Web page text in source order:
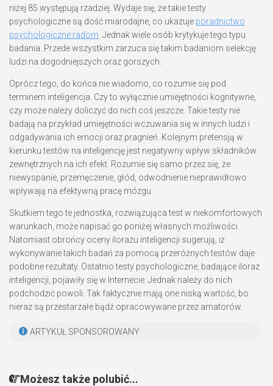
niżej 85 występują rzadziej. Wydaje się, że takie testy
psychologiczne są dość miarodajne, co ukazuje poradnictwo
psychologiczne radom . Jednak wiele osób krytykuje tego typu
badania. Przede wszystkim zarzuca się takim badaniom selekcję
ludzi na dogodniejszych oraz gorszych.
Oprócz tego, do końca nie wiadomo, co rozumie się pod
terminem inteligencja. Czy to wyłącznie umiejętności kognitywne,
czy może należy doliczyć do nich coś jeszcze. Takie testy nie
badają na przykład umiejętności wczuwania się w innych ludzi i
odgadywania ich emocji oraz pragnień. Kolejnym pretensją w
kierunku testów na inteligencję jest negatywny wpływ składników
zewnętrznych na ich efekt. Rozumie się samo przez się, że
niewyspanie, przemęczenie, głód, odwodnienie nieprawidłowo
wpływają na efektywną pracę mózgu.
Skutkiem tego te jednostka, rozwiązująca test w niekomfortowych
warunkach, może napisać go poniżej własnych możliwości.
Natomiast obrońcy oceny ilorazu inteligencji sugerują, iż
wykonywanie takich badań za pomocą przeróżnych testów daje
podobne rezultaty. Ostatnio testy psychologiczne, badające iloraz
inteligencji, pojawiły się w Internecie. Jednak należy do nich
podchodzić powoli. Tak faktycznie mają one niską wartość, bo
nieraz są przestarzałe bądź opracowywane przez amatorów.
ARTYKUŁ SPONSOROWANY
Możesz także polubić...